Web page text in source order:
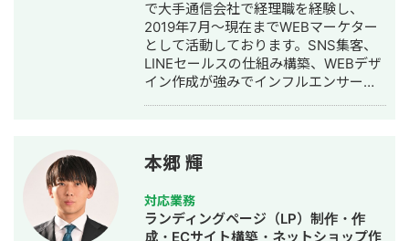
GASによる開発は、長期的にみて非常
にお得です。 ★開発コストが低い
Google WorkSpaceを元に開発するの
で、作業量が少なく済み、その分コス
トを抑えることができます。 ★他の
Googleサービスとの連携ができるので
由度高くシステムを作ることができま
す。 GAS、Appsheetの経験が豊富な
私に開発をお任せ頂ければ、御社の業
務の効率化に貢献することが可能で
す。是非宜しくお願い致します。 【無
で大手通信会社で経理職を経験し、
2019年7月～現在までWEBマーケター
として活動しております。SNS集客、
LINEセールスの仕組み構築、WEBデザ
イン作成が強みでインフルエンサーの
本郷 輝
対応業務
ランディングページ（LP）制作・作
成・ECサイト構築・ネットショップ作